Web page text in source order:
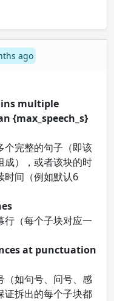
ago
multiple
{max_speech_s}
个完整的句子（即该
成），或者该块的时
时间（例如默认6
行（每个子块对应一
at punctuation
（如句号、问号、感
证拆出的每个子块都